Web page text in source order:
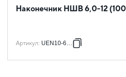
Наконечник НШВ 6,0-12
Артикул: UEN10-6012